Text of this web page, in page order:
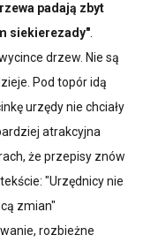
padają zbyt
siekierezady"
drzew. Nie są
Pod topór idą
urzędy nie chciały
atrakcyjna
że przepisy znów
"Urzędnicy nie
zmian"
rozbieżne